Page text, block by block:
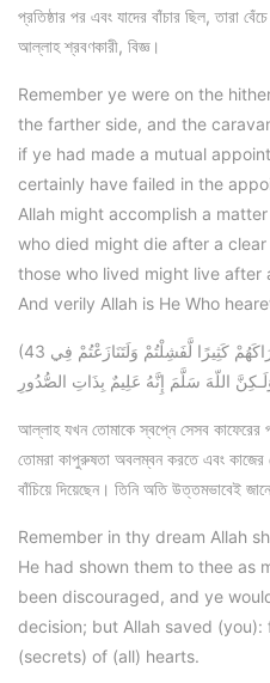
প্রতিষ্ঠার পর এবং যাদের বাঁচার ছিল, তারা
আল্লাহ শ্রবণকারী, বিজ্ঞ।
Remember ye were on the
the farther side, and the
if ye had made a mutual
certainly have failed in the
Allah might accomplish a
who died might die after a
those who lived might live after
And verily Allah is He Who
(43 إِذْ يُرِيكَهُمُ اللّهُ فِي مَنَامِكَ قَلِيلاً وَلَوْ أَرَاكَهُمْ كَثِيرًا لَّفَشِلْتُمْ وَلَتَنَازَعْتُمْ فِي
اللّهَ سَلَّمَ إِنَّهُ عَلِيمٌ بِذَاتِ الصُّدُورِ
আল্লাহ যখন তোমাকে স্বপ্নে সেসব কাফেরের
তোমরা কাপুরুষতা অবলম্বন করতে এবং
বাঁচিয়ে দিয়েছেন। তিনি অতি উত্তমভাবেই
Remember in thy dream Allah
He had shown them to thee as
been discouraged, and ye
decision; but Allah saved
(secrets) of (all) hearts.